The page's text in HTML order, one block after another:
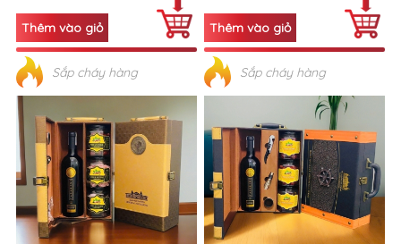
Sắp cháy hàng Sắp cháy hàng